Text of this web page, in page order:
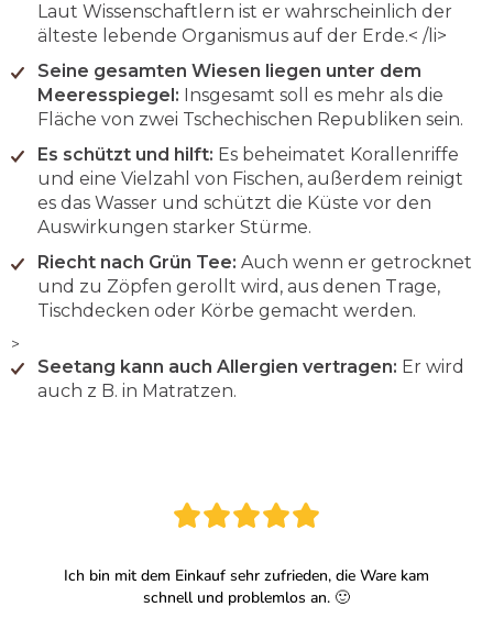
Laut Wissenschaftlern ist er wahrscheinlich der
älteste lebende Organismus auf der Erde.< /li>
Seine gesamten Wiesen liegen unter dem
Meeresspiegel: Insgesamt soll es mehr als die
Fläche von zwei Tschechischen Republiken sein.
Es schützt und hilft: Es beheimatet Korallenriffe
und eine Vielzahl von Fischen, außerdem reinigt
es das Wasser und schützt die Küste vor den
Auswirkungen starker Stürme.
Riecht nach Grün Tee: Auch wenn er getrocknet
und zu Zöpfen gerollt wird, aus denen Trage,
Tischdecken oder Körbe gemacht werden.
>
Seetang kann auch Allergien vertragen: Er wird
auch z B. in Matratzen.